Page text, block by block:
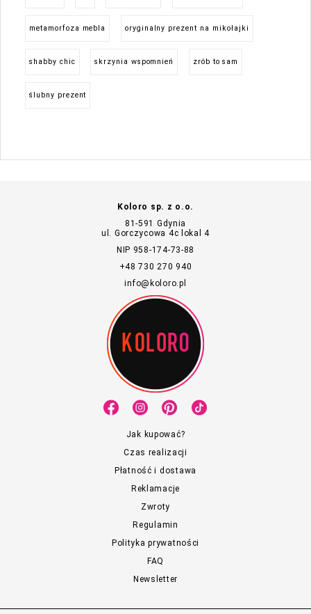
metamorfoza mebla oryginalny prezent na mikołajki
shabby chic skrzynia wspomnień zrób to sam
ślubny prezent
Koloro sp. z o.o.
81-591 Gdynia
ul. Gorczycowa 4c lokal 4
NIP 958-174-73-88
+48 730 270 940
info@koloro.pl
Jak kupować?
Czas realizacji
Płatność i dostawa
Reklamacje
Zwroty
Regulamin
Polityka prywatności
FAQ
Newsletter